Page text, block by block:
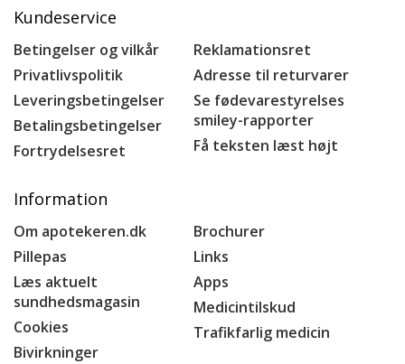
Kundeservice
Betingelser og vilkår
Privatlivspolitik
Leveringsbetingelser
Betalingsbetingelser
Fortrydelsesret
Reklamationsret
Adresse til returvarer
Se fødevarestyrelses
smiley-rapporter
Få teksten læst højt
Information
Om apotekeren.dk
Pillepas
Læs aktuelt
sundhedsmagasin
Cookies
Bivirkninger
Brochurer
Links
Apps
Medicintilskud
Trafikfarlig medicin